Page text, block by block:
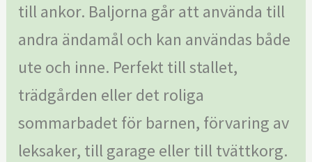
till ankor. Baljorna går att använda till
andra ändamål och kan användas både
ute och inne. Perfekt till stallet,
trädgården eller det roliga
sommarbadet för barnen, förvaring av
leksaker, till garage eller till tvättkorg.